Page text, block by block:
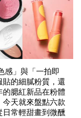
感」與「一拍即
的細膩粉質，還
的腮紅新品在粉體
天就來盤點六款
日常輕甜畫到微醺